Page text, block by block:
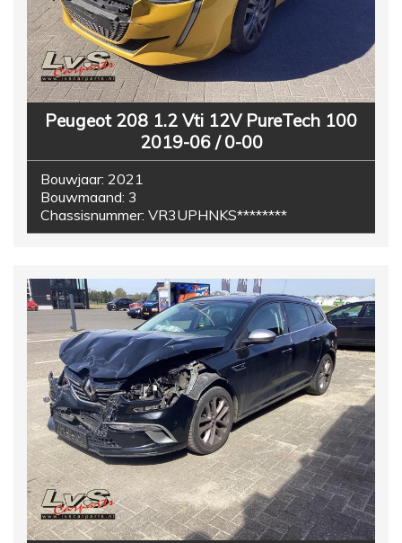
Peugeot 208 1.2 Vti 12V PureTech 100
2019-06 / 0-00
Bouwjaar: 2021
Bouwmaand: 3
Chassisnummer: VR3UPHNKS********